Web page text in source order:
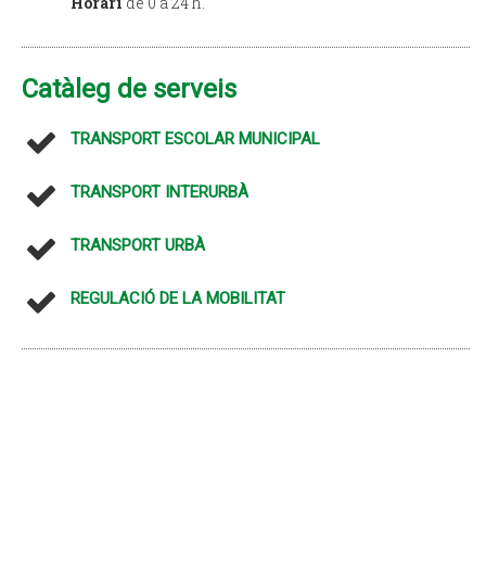
Catàleg de serveis
TRANSPORT ESCOLAR MUNICIPAL
TRANSPORT INTERURBÀ
TRANSPORT URBÀ
REGULACIÓ DE LA MOBILITAT